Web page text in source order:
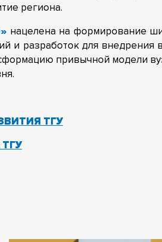
региона.
нацелена на формирование
и разработок для
привычной модели
ТГУ